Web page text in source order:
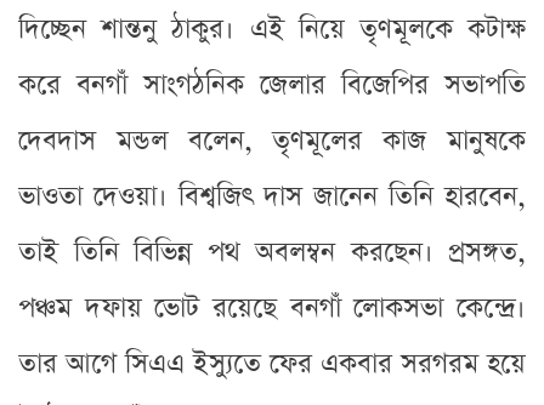
দিচ্ছেন শান্তনু ঠাকুর। এই নিয়ে তৃণমূলকে কটাক্ষ
করে বনগাঁ সাংগঠনিক জেলার বিজেপির সভাপতি
দেবদাস মন্ডল বলেন, তৃণমূলের কাজ মানুষকে
ভাওতা দেওয়া। বিশ্বজিৎ দাস জানেন তিনি হারবেন,
তাই তিনি বিভিন্ন পথ অবলম্বন করছেন। প্রসঙ্গত,
পঞ্চম দফায় ভোট রয়েছে বনগাঁ লোকসভা কেন্দ্রে।
তার আগে সিএএ ইস্যুতে ফের একবার সরগরম হয়ে